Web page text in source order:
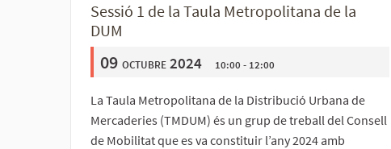
Sessió 1 de la Taula Metropolitana de la
DUM
09 octubre 2024 10:00 - 12:00
La Taula Metropolitana de la Distribució Urbana de
Mercaderies (TMDUM) és un grup de treball del Consell
de Mobilitat que es va constituir l’any 2024 amb